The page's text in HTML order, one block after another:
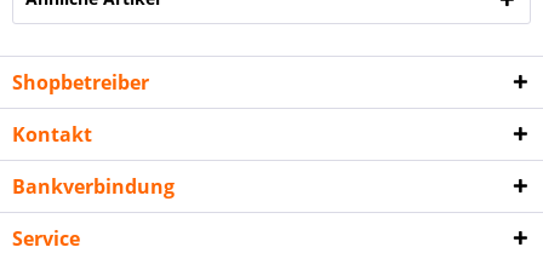
Shopbetreiber
Kontakt
Bankverbindung
Service